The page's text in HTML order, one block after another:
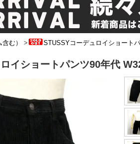
む） >
STUSSYコーデュロイショート
イショートパンツ90年代